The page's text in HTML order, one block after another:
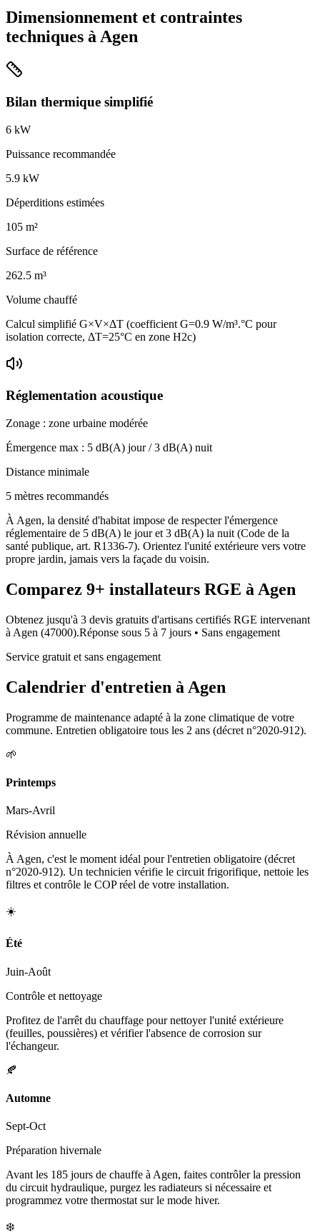
Dimensionnement et contraintes
techniques à Agen
Bilan thermique simplifié
6 kW
Puissance recommandée
5.9 kW
Déperditions estimées
105 m²
Surface de référence
262.5 m³
Volume chauffé
Calcul simplifié G×V×ΔT (coefficient G=0.9 W/m³.°C pour
isolation correcte, ΔT=25°C en zone H2c)
Réglementation acoustique
Zonage : zone urbaine modérée
Émergence max : 5 dB(A) jour /3 dB(A) nuit
Distance minimale
5 mètres recommandés
À Agen, la densité d'habitat impose de respecter l'émergence
réglementaire de 5 dB(A) le jour et 3 dB(A) la nuit (Code de la
santé publique, art. R1336-7). Orientez l'unité extérieure vers votre
propre jardin, jamais vers la façade du voisin.
Comparez 9+ installateurs RGE à Agen
Obtenez jusqu'à 3 devis gratuits d'artisans certifiés RGE intervenant
à Agen (47000).Réponse sous 5 à 7 jours • Sans engagement
Service gratuit et sans engagement
Calendrier d'entretien à Agen
Programme de maintenance adapté à la zone climatique de votre
commune. Entretien obligatoire tous les 2 ans (décret n°2020-912).
🌱
Printemps
Mars-Avril
Révision annuelle
À Agen, c'est le moment idéal pour l'entretien obligatoire (décret
n°2020-912). Un technicien vérifie le circuit frigorifique, nettoie les
filtres et contrôle le COP réel de votre installation.
☀️
Été
Juin-Août
Contrôle et nettoyage
Profitez de l'arrêt du chauffage pour nettoyer l'unité extérieure
(feuilles, poussières) et vérifier l'absence de corrosion sur
l'échangeur.
🍂
Automne
Sept-Oct
Préparation hivernale
Avant les 185 jours de chauffe à Agen, faites contrôler la pression
du circuit hydraulique, purgez les radiateurs si nécessaire et
programmez votre thermostat sur le mode hiver.
❄️